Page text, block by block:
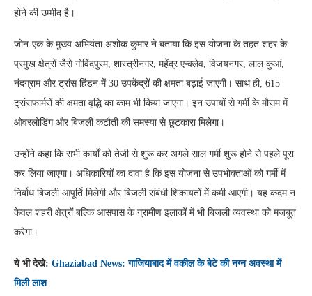
होने की उम्मीद है।
जोन-एक के मुख्य अभियंता अशोक कुमार ने बताया कि इस योजना के तहत शहर के
प्रमुख क्षेत्रों जैसे गोविंदपुरम, शास्त्रीनगर, महेंद्र एन्क्लेव, विजयनगर, लाल कुआं,
नंदग्राम और ट्रांस हिंडन में 30 उपकेंद्रों की क्षमता बढ़ाई जाएगी। साथ ही, 615
ट्रांसफार्मरों की क्षमता वृद्धि का काम भी किया जाएगा। इन उपायों से गर्मी के मौसम में
ओवरलोडिंग और बिजली कटौती की समस्या से छुटकारा मिलेगा।
उन्होंने कहा कि सभी कार्यों को तेजी से शुरू कर अगले साल गर्मी शुरू होने से पहले पूरा
कर लिया जाएगा। अधिकारियों का दावा है कि इस योजना से उपभोक्ताओं को गर्मी में
निर्बाध बिजली आपूर्ति मिलेगी और बिजली संबंधी शिकायतों में कमी आएगी। यह कदम न
केवल शहरी क्षेत्रों बल्कि आसपास के ग्रामीण इलाकों में भी बिजली व्यवस्था को मजबूत
करेगा।
ये भी देखे: Ghaziabad News: गाजियाबाद में वकील के बेटे की नग्न अवस्था में
मिली लाश